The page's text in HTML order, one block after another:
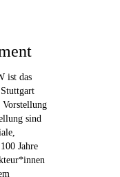
ist das
Vorstellung
sind
Jahre